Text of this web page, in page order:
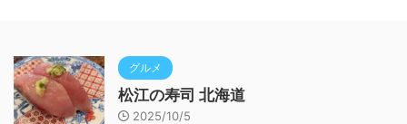
グルメ
松江の寿司 北海道
2025/10/5